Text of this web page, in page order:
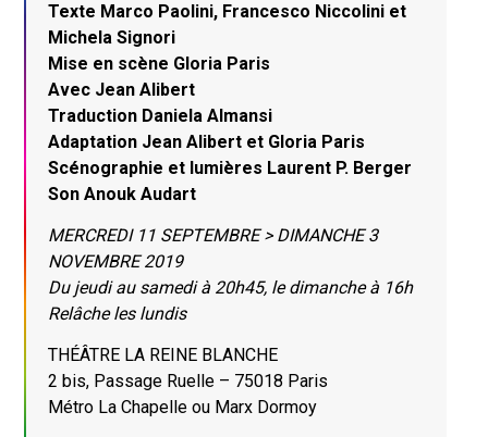
Texte Marco Paolini, Francesco Niccolini et
Michela Signori
Mise en scène Gloria Paris
Avec Jean Alibert
Traduction Daniela Almansi
Adaptation Jean Alibert et Gloria Paris
Scénographie et lumières Laurent P. Berger
Son Anouk Audart
MERCREDI 11 SEPTEMBRE > DIMANCHE 3
NOVEMBRE 2019
Du jeudi au samedi à 20h45, le dimanche à 16h
Relâche les lundis
THÉÂTRE LA REINE BLANCHE
2 bis, Passage Ruelle – 75018 Paris
Métro La Chapelle ou Marx Dormoy